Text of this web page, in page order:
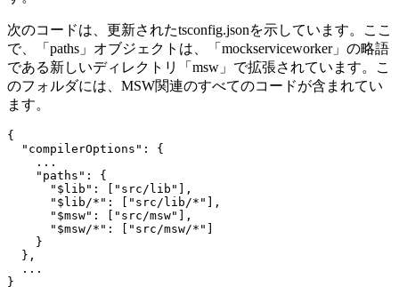
この例では、短いインポート用に新しいディレクトリを追加
しますが、「lib」を置き換える場合も同じ変更が適用されま
す。
次のコードは、更新されたtsconfig.jsonを示しています。ここ
で、「paths」オブジェクトは、「mockserviceworker」の略語
である新しいディレクトリ「msw」で拡張されています。こ
のフォルダには、MSW関連のすべてのコードが含まれてい
ます。
  "compilerOptions": {
    ...
    "paths": {
      "$lib": ["src/lib"],
      "$lib/*": ["src/lib/*"],
      "$msw": ["src/msw"],
      "$msw/*": ["src/msw/*"]